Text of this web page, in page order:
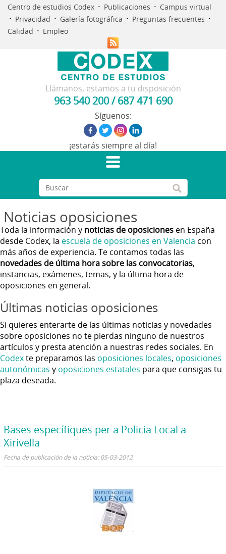
Centro de estudios Codex · Publicaciones · Campus virtual
· Privacidad · Galería fotográfica · Preguntas frecuentes ·
Calidad · Empleo
Llámanos, estamos a tu disposición
963 540 200/687 471 690
Síguenos:
¡estarás siempre al día!
Noticias oposiciones
Toda la información y noticias de oposiciones en España
desde Codex, la escuela de oposiciones en Valencia con
más años de experiencia. Te contamos todas las
novedades de última hora sobre las convocatorias,
instancias, exámenes, temas, y la última hora de
oposiciones en general.
Últimas noticias oposiciones
Si quieres enterarte de las últimas noticias y novedades
sobre oposiciones no te pierdas ninguno de nuestros
artículos y presta atención a nuestras redes sociales. En
Codexte preparamos las oposiciones locales, oposiciones
autonómicas y oposiciones estatales para que consigas tu
plaza deseada.
Bases específiques per a Policia Local a
Xirivella
Fecha de publicación de la noticia: 05-03-2012